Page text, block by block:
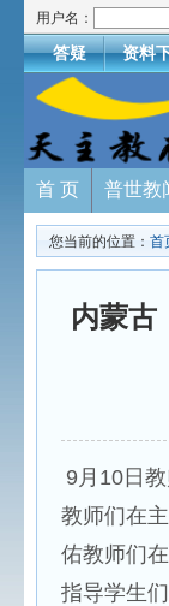
用户名：
答疑 资料
首 页 普世教
您当前的位置： 首
内蒙古
9月10日
教师们在
佑教师们
指导学生